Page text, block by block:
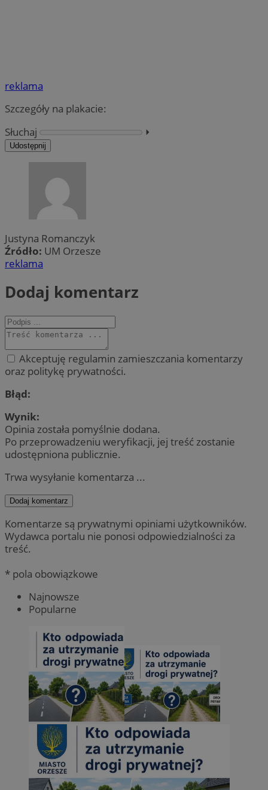
reklama
Szczegóły na plakacie:
Słuchaj
⏵︎
Udostępnij
Justyna Romanczyk
Źródło: UM Orzesze
reklama
Dodaj komentarz
Akceptuję regulamin zamieszczania komentarzy
oraz politykę prywatności.
Błąd:
Wynik:
Opinia została pomyślnie dodana.
Po przeprowadzeniu weryfikacji, jej treść zostanie
udostępniona publicznie.
Trwa wysyłanie komentarza ...
Dodaj komentarz
Komentarze są prywatnymi opiniami użytkowników.
Wydawca portalu nie ponosi odpowiedzialności za
treść.
* pola obowiązkowe
Najnowsze
Popularne